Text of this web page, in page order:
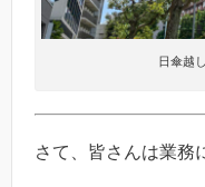
日傘越
さて、皆さんは業務